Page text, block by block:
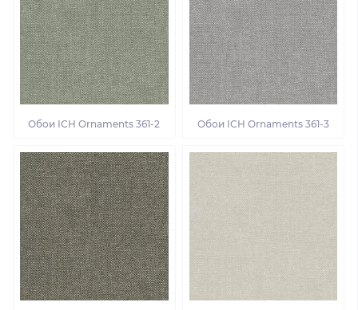
Обои ІСН Ornaments 361-2 Обои ІСН Ornaments 361-3